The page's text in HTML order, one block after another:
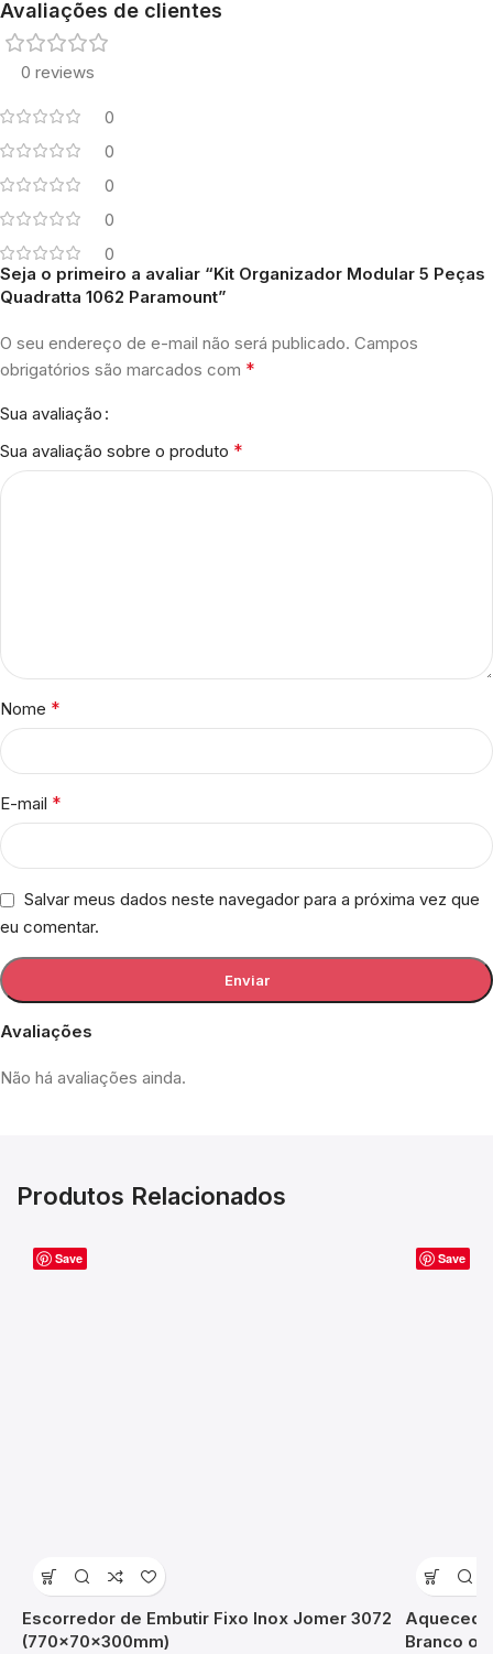
Avaliações de clientes
0 reviews
0
0
0
0
0
Avaliações
Não há avaliações ainda.
Seja o primeiro a avaliar “Kit Organizador Modular 5 Peças
Quadratta 1062 Paramount”
O seu endereço de e-mail não será publicado. Campos
obrigatórios são marcados com *
Sua avaliação
Sua avaliação sobre o produto *
Nome *
E-mail *
Salvar meus dados neste navegador para a próxima vez que
eu comentar.
Produtos Relacionados
Save
Escorredor de Embutir Fixo Inox Jomer 3072
(770x70x300mm)
Save
Branco